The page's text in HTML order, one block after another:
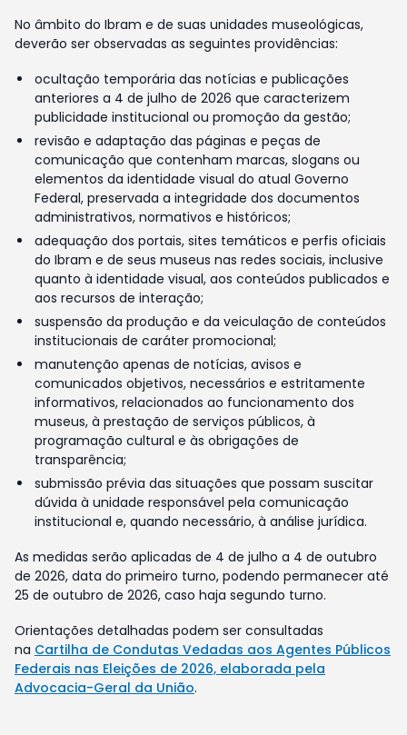
No âmbito do Ibram e de suas unidades museológicas,
deverão ser observadas as seguintes providências:
ocultação temporária das notícias e publicações
anteriores a 4 de julho de 2026 que caracterizem
publicidade institucional ou promoção da gestão;
revisão e adaptação das páginas e peças de
comunicação que contenham marcas, slogans ou
elementos da identidade visual do atual Governo
Federal, preservada a integridade dos documentos
administrativos, normativos e históricos;
adequação dos portais, sites temáticos e perfis oficiais
do Ibram e de seus museus nas redes sociais, inclusive
quanto à identidade visual, aos conteúdos publicados e
aos recursos de interação;
suspensão da produção e da veiculação de conteúdos
institucionais de caráter promocional;
manutenção apenas de notícias, avisos e
comunicados objetivos, necessários e estritamente
informativos, relacionados ao funcionamento dos
museus, à prestação de serviços públicos, à
programação cultural e às obrigações de
transparência;
submissão prévia das situações que possam suscitar
dúvida à unidade responsável pela comunicação
institucional e, quando necessário, à análise jurídica.
As medidas serão aplicadas de 4 de julho a 4 de outubro
de 2026, data do primeiro turno, podendo permanecer até
25 de outubro de 2026, caso haja segundo turno.
Orientações detalhadas podem ser consultadas
na Cartilha de Condutas Vedadas aos Agentes Públicos
Federais nas Eleições de 2026, elaborada pela
Advocacia-Geral da União.